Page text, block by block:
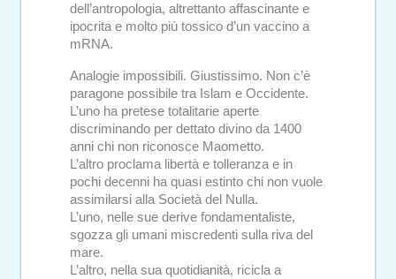
dell’antropologia, altrettanto affascinante e
ipocrita e molto più tossico d’un vaccino a
mRNA.
Analogie impossibili. Giustissimo. Non c’è
paragone possibile tra Islam e Occidente.
L’uno ha pretese totalitarie aperte
discriminando per dettato divino da 1400
anni chi non riconosce Maometto.
L’altro proclama libertà e tolleranza e in
pochi decenni ha quasi estinto chi non vuole
assimilarsi alla Società del Nulla.
L’uno, nelle sue derive fondamentaliste,
sgozza gli umani miscredenti sulla riva del
mare.
L’altro, nella sua quotidianità, ricicla a